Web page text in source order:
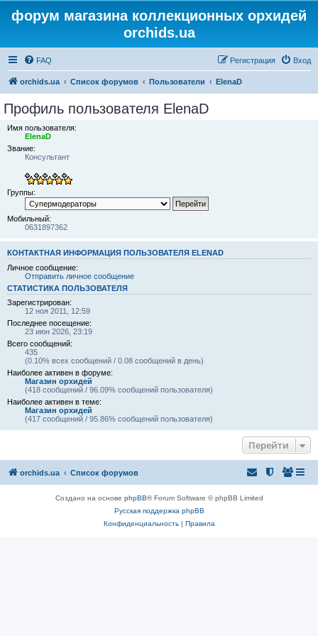
форум магазина коллекционных орхидей
orchids.ua
FAQ Вход
Регистрация
orchids.ua Список форумов Пользователи ElenaD
Профиль пользователя ElenaD
Имя пользователя:
ElenaD
Звание:
Консультант
Группы:
Мобильный:
0631897362
КОНТАКТНАЯ ИНФОРМАЦИЯ ПОЛЬЗОВАТЕЛЯ ELENAD
Личное сообщение:
Отправить личное сообщение
СТАТИСТИКА ПОЛЬЗОВАТЕЛЯ
Зарегистрирован:
12 ноя 2011, 12:59
Последнее посещение:
23 июн 2026, 23:19
Всего сообщений:
435
(0.10% всех сообщений / 0.08 сообщений в день)
Наиболее активен в форуме:
Магазин орхидей
(418 сообщений / 96.09% сообщений пользователя)
Наиболее активен в теме:
Магазин орхидей
(417 сообщений / 95.86% сообщений пользователя)
Перейти
orchids.ua Список форумов
Создано на основе phpBB® Forum Software © phpBB Limited
Русская поддержка phpBB
Конфиденциальность| Правила